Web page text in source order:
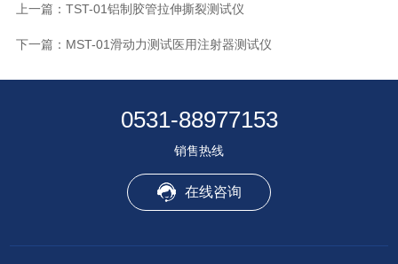
上一篇： TST-01铝制胶管拉伸撕裂测试仪
下一篇： MST-01滑动力测试医用注射器测试仪
0531-88977153
销售热线
在线咨询